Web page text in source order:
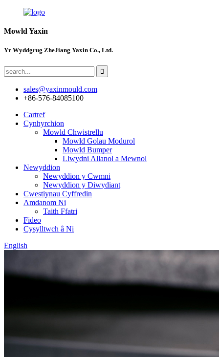
Mowld Yaxin
Yr Wyddgrug ZheJiang Yaxin Co., Ltd.
sales@yaxinmould.com
+86-576-84085100
Cartref
Cynhyrchion
Mowld Chwistrellu
Mowld Golau Modurol
Mowld Bumper
Llwydni Allanol a Mewnol
Newyddion
Newyddion y Cwmni
Newyddion y Diwydiant
Cwestiynau Cyffredin
Amdanom Ni
Taith Ffatri
Fideo
Cysylltwch â Ni
English